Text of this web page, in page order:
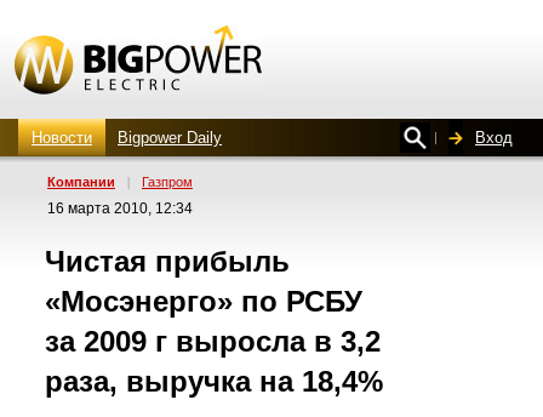
Новости Bigpower Daily Вход
Компании | Газпром
16 марта 2010, 12:34
Чистая прибыль
«Мосэнерго» по РСБУ
за 2009 г выросла в 3,2
раза, выручка на 18,4%